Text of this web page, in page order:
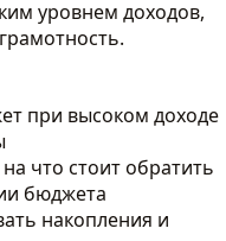
уровнем доходов,
при высоком доходе
что стоит обратить
бюджета
накопления и